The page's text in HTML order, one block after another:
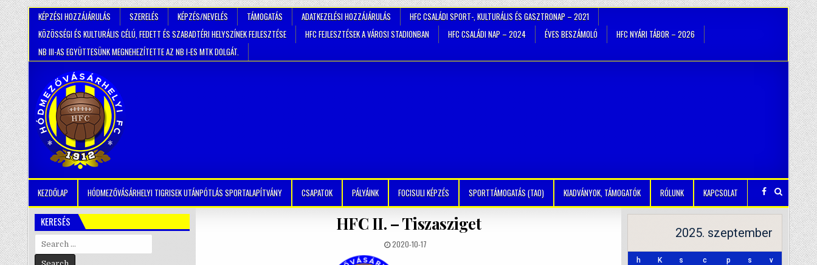
KÉPZÉSI HOZZÁJÁRULÁS SZERELÉS KÉPZÉS/NEVELÉS TÁMOGATÁS ADATKEZELÉSI HOZZÁJÁRULÁS
HFC CSALÁDI SPORT-, KULTURÁLIS ÉS GASZTRONAP – 2021
KÖZÖSSÉGI ÉS KULTURÁLIS CÉLÚ, FEDETT ÉS SZABADTÉRI HELYSZÍNEK FEJLESZTÉSE
HFC FEJLESZTÉSEK A VÁROSI STADIONBAN HFC CSALÁDI NAP – 2024 ÉVES BESZÁMOLÓ
HFC NYÁRI TÁBOR – 2026
NB III-AS EGYÜTTESÜNK MEGNEHEZÍTETTE AZ NB I-ES MTK DOLGÁT.
KEZDŐLAP HÓDMEZŐVÁSÁRHELYI TIGRISEK UTÁNPÓTLÁS SPORTALAPÍTVÁNY CSAPATOK PÁLYÁINK FOCISULI KÉPZÉS SPORTTÁMOGATÁS (TAO) KIADVÁNYOK, TÁMOGATÓK RÓLUNK KAPCSOLAT
HFC II. – Tiszasziget
2020-10-17
KERESÉS
Search
for:
2025. szeptember
h K s c p s v